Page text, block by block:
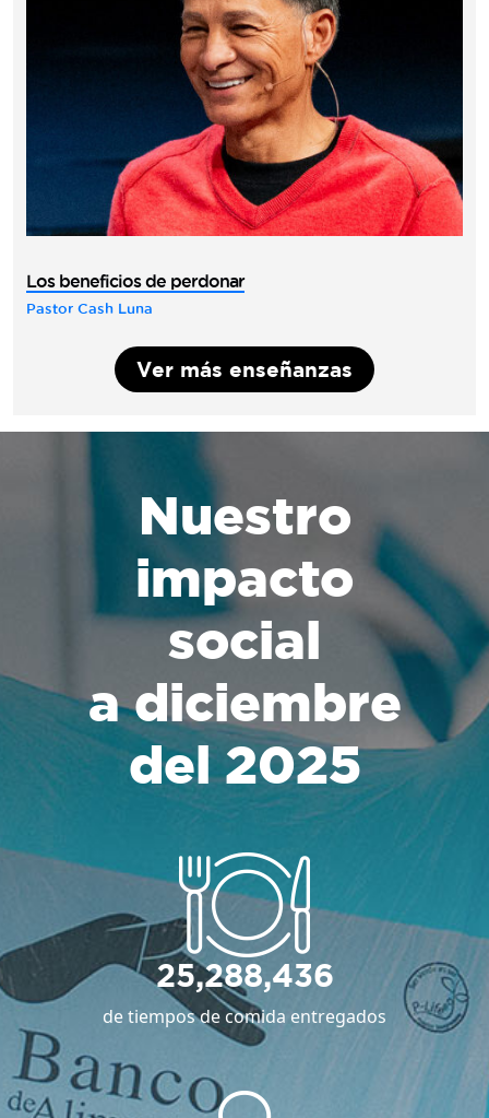
Los beneficios de perdonar
Pastor Cash Luna
Ver más enseñanzas
Nuestro
impacto
social
a diciembre
del 2025
25,288,436
de tiempos de comida entregados